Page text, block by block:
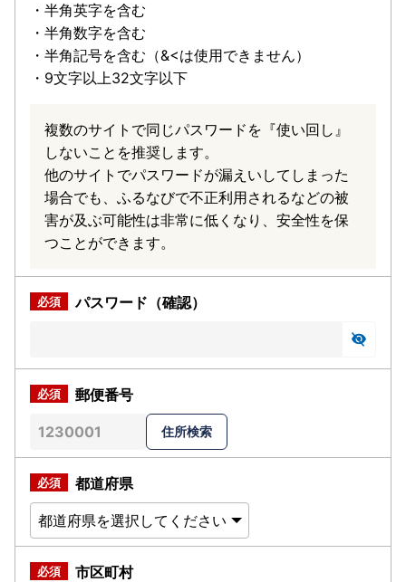
・半角英字を含む
・半角数字を含む
・半角記号を含む（&<は使用できません）
・9文字以上32文字以下
複数のサイトで同じパスワードを『使い回し』
しないことを推奨します。
他のサイトでパスワードが漏えいしてしまった
場合でも、ふるなびで不正利用されるなどの被
害が及ぶ可能性は非常に低くなり、安全性を保
つことができます。
パスワード（確認）
郵便番号
都道府県
市区町村